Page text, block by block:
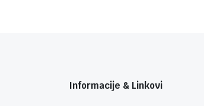
Informacije & Linkovi